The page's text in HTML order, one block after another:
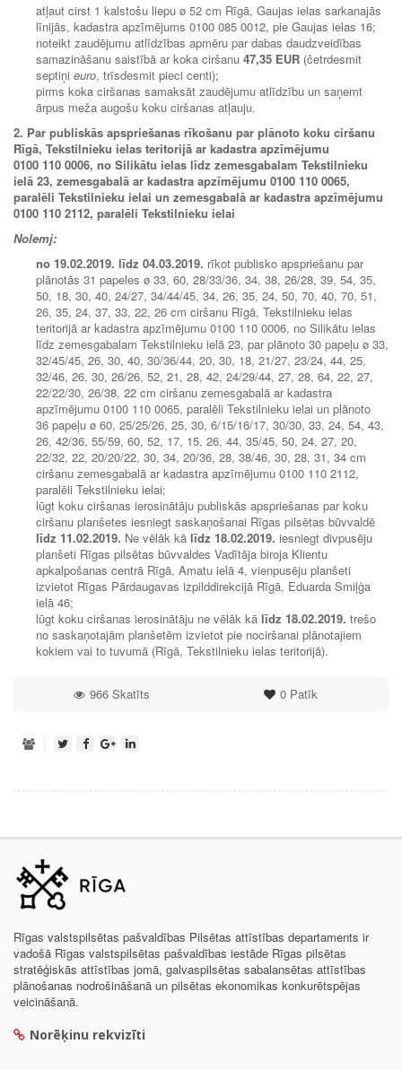
atļaut cirst 1 kalstošu liepu ø 52 cm Rīgā, Gaujas ielas sarkanajās
līnijās, kadastra apzīmējums 0100 085 0012, pie Gaujas ielas 16;
noteikt zaudējumu atlīdzības apmēru par dabas daudzveidības
samazināšanu saistībā ar koka ciršanu 47,35 EUR (četrdesmit
septiņi euro, trīsdesmit pieci centi);
pirms koka ciršanas samaksāt zaudējumu atlīdzību un saņemt
ārpus meža augošu koku ciršanas atļauju.
2. Par publiskās apspriešanas rīkošanu par plānoto koku ciršanu
Rīgā, Tekstilnieku ielas teritorijā ar kadastra apzīmējumu
0100 110 0006, no Silikātu ielas līdz zemesgabalam Tekstilnieku
ielā 23, zemesgabalā ar kadastra apzīmējumu 0100 110 0065,
paralēli Tekstilnieku ielai un zemesgabalā ar kadastra apzīmējumu
0100 110 2112, paralēli Tekstilnieku ielai
Nolemj:
no 19.02.2019. līdz 04.03.2019. rīkot publisko apspriešanu par
plānotās 31 papeles ø 33, 60, 28/33/36, 34, 38, 26/28, 39, 54, 35,
50, 18, 30, 40, 24/27, 34/44/45, 34, 26, 35, 24, 50, 70, 40, 70, 51,
26, 35, 24, 37, 33, 22, 26 cm ciršanu Rīgā, Tekstilnieku ielas
teritorijā ar kadastra apzīmējumu 0100 110 0006, no Silikātu ielas
līdz zemesgabalam Tekstilnieku ielā 23, par plānoto 30 papeļu ø 33,
32/45/45, 26, 30, 40, 30/36/44, 20, 30, 18, 21/27, 23/24, 44, 25,
32/46, 26, 30, 26/26, 52, 21, 28, 42, 24/29/44, 27, 28, 64, 22, 27,
22/22/30, 26/38, 22 cm ciršanu zemesgabalā ar kadastra
apzīmējumu 0100 110 0065, paralēli Tekstilnieku ielai un plānoto
36 papeļu ø 60, 25/25/26, 25, 30, 6/15/16/17, 30/30, 33, 24, 54, 43,
26, 42/36, 55/59, 60, 52, 17, 15, 26, 44, 35/45, 50, 24, 27, 20,
22/32, 22, 20/20/22, 30, 34, 20/36, 28, 38/46, 30, 28, 31, 34 cm
ciršanu zemesgabalā ar kadastra apzīmējumu 0100 110 2112,
paralēli Tekstilnieku ielai;
lūgt koku ciršanas ierosinātāju publiskās apspriešanas par koku
ciršanu planšetes iesniegt saskaņošanai Rīgas pilsētas būvvaldē
līdz 11.02.2019. Ne vēlāk kā līdz 18.02.2019. iesniegt divpusēju
planšeti Rīgas pilsētas būvvaldes Vadītāja biroja Klientu
apkalpošanas centrā Rīgā, Amatu ielā 4, vienpusēju planšeti
izvietot Rīgas Pārdaugavas izpilddirekcijā Rīgā, Eduarda Smiļģa
ielā 46;
lūgt koku ciršanas ierosinātāju ne vēlāk kā līdz 18.02.2019. trešo
no saskaņotajām planšetēm izvietot pie nociršanai plānotajiem
kokiem vai to tuvumā (Rīgā, Tekstilnieku ielas teritorijā).
0Patīk
966 Skatīts
Rīgas valstspilsētas pašvaldības Pilsētas attīstības departaments ir
vadošā Rīgas valstspilsētas pašvaldības iestāde Rīgas pilsētas
stratēģiskās attīstības jomā, galvaspilsētas sabalansētas attīstības
plānošanas nodrošināšanā un pilsētas ekonomikas konkurētspējas
veicināšanā.
Norēķinu rekvizīti